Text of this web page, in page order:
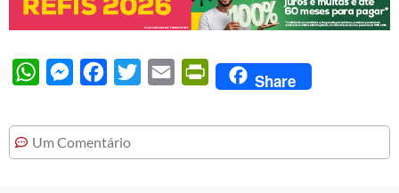
WhatsAppMessengerFacebook
Twitter Email PrintFriendly
Share
Um Comentário